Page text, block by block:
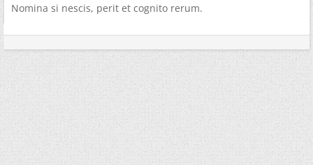
Nomina si nescis, perit et cognito rerum.